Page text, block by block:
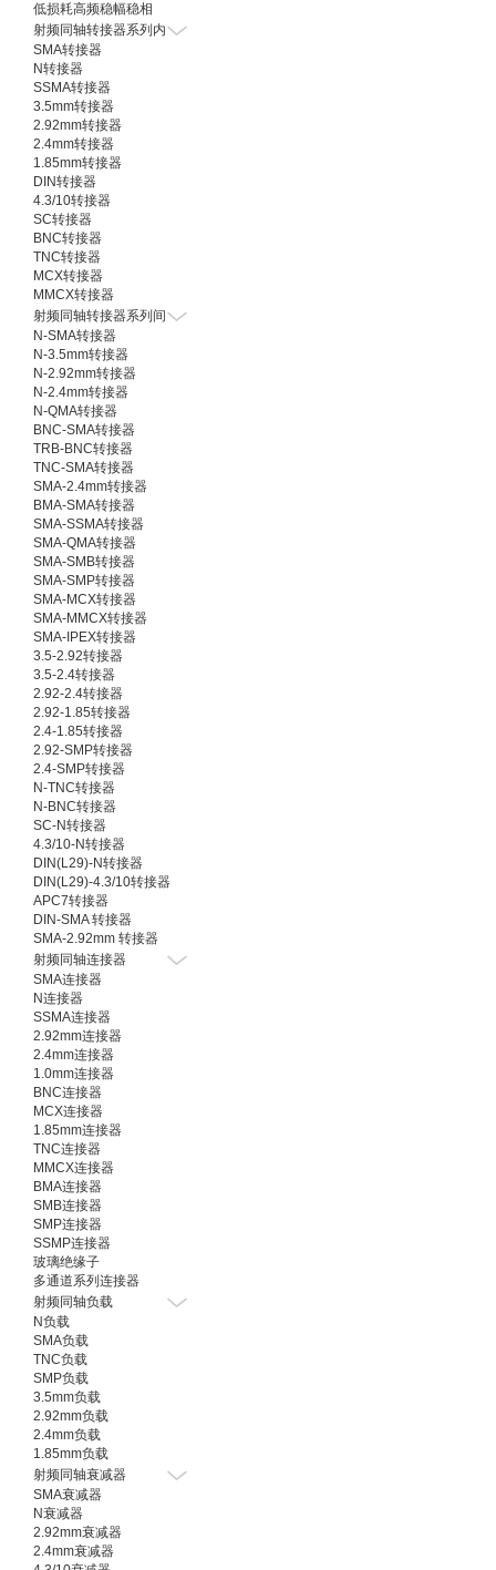
低损耗高频稳幅稳相
射频同轴转接器系列内
SMA转接器
N转接器
SSMA转接器
3.5mm转接器
2.92mm转接器
2.4mm转接器
1.85mm转接器
DIN转接器
4.3/10转接器
SC转接器
BNC转接器
TNC转接器
MCX转接器
MMCX转接器
射频同轴转接器系列间
N-SMA转接器
N-3.5mm转接器
N-2.92mm转接器
N-2.4mm转接器
N-QMA转接器
BNC-SMA转接器
TRB-BNC转接器
TNC-SMA转接器
SMA-2.4mm转接器
BMA-SMA转接器
SMA-SSMA转接器
SMA-QMA转接器
SMA-SMB转接器
SMA-SMP转接器
SMA-MCX转接器
SMA-MMCX转接器
SMA-IPEX转接器
3.5-2.92转接器
3.5-2.4转接器
2.92-2.4转接器
2.92-1.85转接器
2.4-1.85转接器
2.92-SMP转接器
2.4-SMP转接器
N-TNC转接器
N-BNC转接器
SC-N转接器
4.3/10-N转接器
DIN(L29)-N转接器
DIN(L29)-4.3/10转接器
APC7转接器
DIN-SMA 转接器
SMA-2.92mm 转接器
射频同轴连接器
SMA连接器
N连接器
SSMA连接器
2.92mm连接器
2.4mm连接器
1.0mm连接器
BNC连接器
MCX连接器
1.85mm连接器
TNC连接器
MMCX连接器
BMA连接器
SMB连接器
SMP连接器
SSMP连接器
玻璃绝缘子
多通道系列连接器
射频同轴负载
N负载
SMA负载
TNC负载
SMP负载
3.5mm负载
2.92mm负载
2.4mm负载
1.85mm负载
射频同轴衰减器
SMA衰减器
N衰减器
2.92mm衰减器
2.4mm衰减器